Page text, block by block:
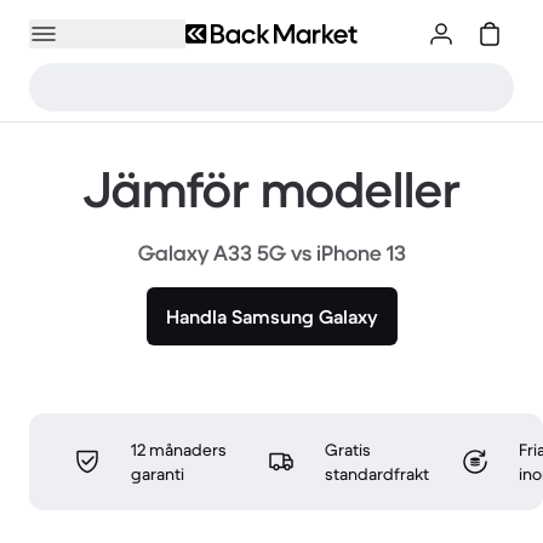
Jämför modeller
Galaxy A33 5G vs iPhone 13
Handla Samsung Galaxy
12 månaders
garanti
Gratis
standardfrakt